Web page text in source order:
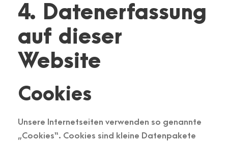
4. Datenerfassung
auf dieser
Website
Cookies
Unsere Internetseiten verwenden so genannte
„Cookies“. Cookies sind kleine Datenpakete